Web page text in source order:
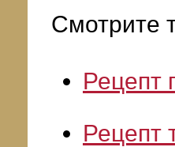
Смотрите
Рецепт
Рецепт